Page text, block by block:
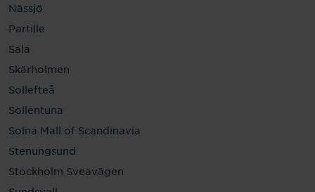
Nässjö
Partille
Sala
Skärholmen
Sollefteå
Sollentuna
Solna Mall of Scandinavia
Stenungsund
Stockholm Sveavägen